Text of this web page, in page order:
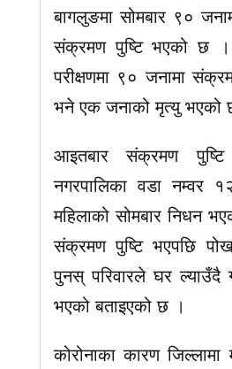
बागलुङमा सोमबार ९०
संक्रमण पुष्टि भएको छ ।
परीक्षणमा ९० जनामा
भने एक जनाको मृत्यु भएको
आइतबार संक्रमण
नगरपालिका वडा नम्वर
महिलाको सोमबार निधन
संक्रमण पुष्टि भएपछि
पुनस् परिवारले घर ल्याउँदै
भएको बताइएको छ ।
कोरोनाका कारण